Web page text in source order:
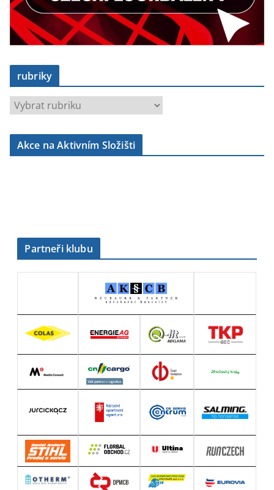
rubriky
u
b
Akce na Aktivním Složišti
Partneři klubu